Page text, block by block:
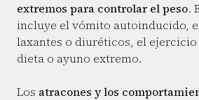
extremos para controlar el peso.
incluye el vómito autoinducido,
laxantes o diuréticos, el
dieta o ayuno extremo.
Los atracones y los